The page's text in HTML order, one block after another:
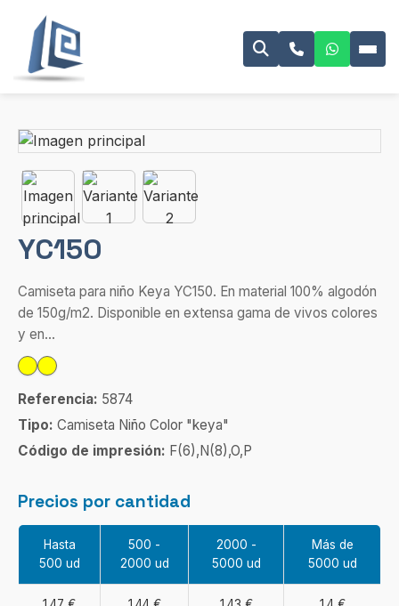
YC150
Camiseta para niño Keya YC150. En material 100% algodón
de 150g/m2. Disponible en extensa gama de vivos colores
y en...
Referencia: 5874
Tipo: Camiseta Niño Color "keya"
Código de impresión: F(6),N(8),O,P
Precios por cantidad
Hasta
500 ud
500 -
2000 ud
2000 -
5000 ud
Más de
5000 ud